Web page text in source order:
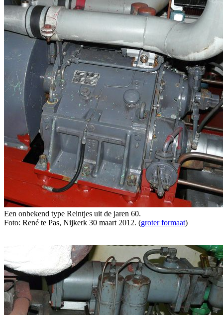
Een onbekend type Reintjes uit de jaren 60.
Foto: René te Pas, Nijkerk 30 maart 2012. (groter formaat)